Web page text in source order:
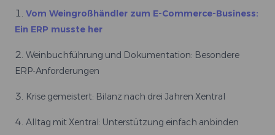
Vom Weingroßhändler zum E-Commerce-Business:
Ein ERP musste her
Weinbuchführung und Dokumentation: Besondere
ERP-Anforderungen
Krise gemeistert: Bilanz nach drei Jahren Xentral
Alltag mit Xentral: Unterstützung einfach anbinden